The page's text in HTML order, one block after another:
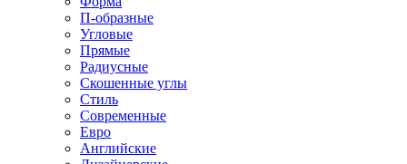
П-образные
Угловые
Прямые
Радиусные
Скошенные углы
Стиль
Современные
Евро
Английские